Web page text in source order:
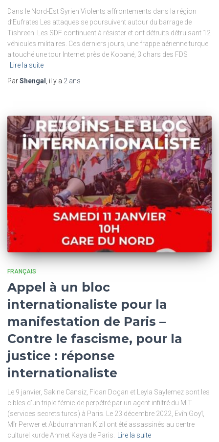
Dans le Nord-Est Syrien Violents affrontements dans la région
d’Eufrates Les attaques se poursuivent autour du barrage de
Tishreen. Les SDF continuent à résister et ont détruits détruisant 12
véhicules militaires. Ces derniers jours, une frappe aérienne turque
a touché une tour Internet près de Kobané, 3 chars des FDS
Lire la suite
ParShengal , il y a 2 ans
FRANÇAIS
Appel à un bloc
internationaliste pour la
manifestation de Paris –
Contre le fascisme, pour la
justice : réponse
internationaliste
Le 9 janvier, Sakine Cansiz, Fidan Dogan et Leyla Saylemez sont les
cibles d’un triple fémicide perpétré par un agent infiltré du MIT
(services secrets turcs) à Paris. Le 23 décembre 2022, Evîn Goyî,
Mîr Perwer et Abdurrahman Kizil ont été assassinés au centre
culturel kurde Ahmet Kaya de Paris.
Lire la suite